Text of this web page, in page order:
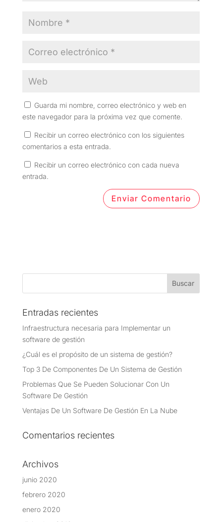
Guarda mi nombre, correo electrónico y web en
este navegador para la próxima vez que comente.
Recibir un correo electrónico con los siguientes
comentarios a esta entrada.
Recibir un correo electrónico con cada nueva
entrada.
Entradas recientes
Infraestructura necesaria para Implementar un
software de gestión
¿Cuál es el propósito de un sistema de gestión?
Top 3 De Componentes De Un Sistema de Gestión
Problemas Que Se Pueden Solucionar Con Un
Software De Gestión
Ventajas De Un Software De Gestión En La Nube
Comentarios recientes
Archivos
junio 2020
febrero 2020
enero 2020